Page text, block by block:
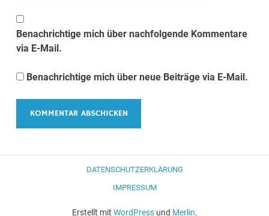
Benachrichtige mich über nachfolgende Kommentare
via E-Mail.
Benachrichtige mich über neue Beiträge via E-Mail.
DATENSCHUTZERKLÄRUNG
IMPRESSUM
Erstellt mit WordPressund Merlin.